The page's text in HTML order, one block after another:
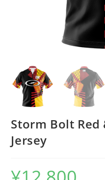
Storm Bolt Red
Jersey